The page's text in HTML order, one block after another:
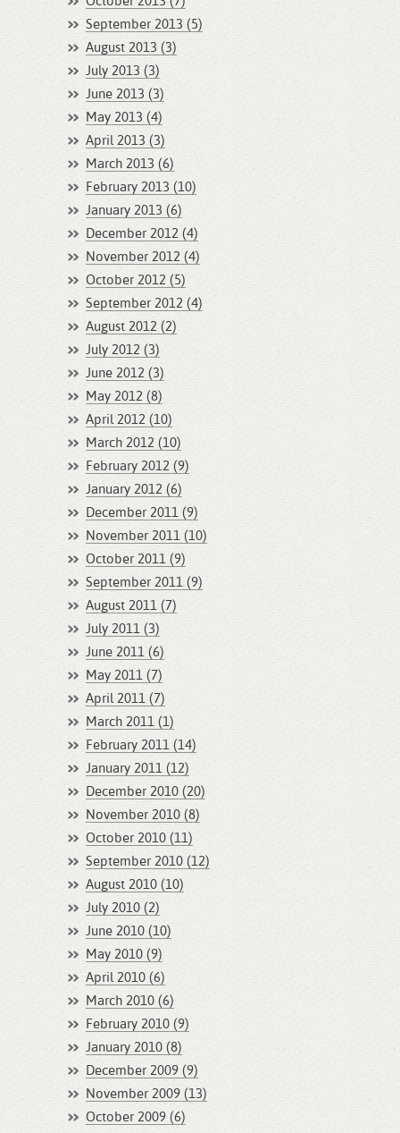
September 2013 (5)
August 2013 (3)
July 2013 (3)
June 2013 (3)
May 2013 (4)
April 2013 (3)
March 2013 (6)
February 2013 (10)
January 2013 (6)
December 2012 (4)
November 2012 (4)
October 2012 (5)
September 2012 (4)
August 2012 (2)
July 2012 (3)
June 2012 (3)
May 2012 (8)
April 2012 (10)
March 2012 (10)
February 2012 (9)
January 2012 (6)
December 2011 (9)
November 2011 (10)
October 2011 (9)
September 2011 (9)
August 2011 (7)
July 2011 (3)
June 2011 (6)
May 2011 (7)
April 2011 (7)
March 2011 (1)
February 2011 (14)
January 2011 (12)
December 2010 (20)
November 2010 (8)
October 2010 (11)
September 2010 (12)
August 2010 (10)
July 2010 (2)
June 2010 (10)
May 2010 (9)
April 2010 (6)
March 2010 (6)
February 2010 (9)
January 2010 (8)
December 2009 (9)
November 2009 (13)
October 2009 (6)